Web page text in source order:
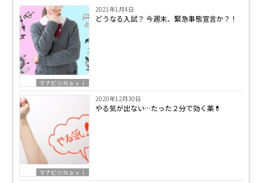
マナビ☆Ｎａｖｉ
2021年1月4日
どうなる入試？ 今週末、緊急事態宣言か？！
マナビ☆Ｎａｖｉ
2020年12月30日
やる気が出ない…たった２分で効く薬💊